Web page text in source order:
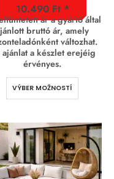
10.490 Ft
ár a gyártó által
bruttó ár, amely
változhat.
a készlet erejéig
érvényes.
VÝBER MOŽNOSTÍ